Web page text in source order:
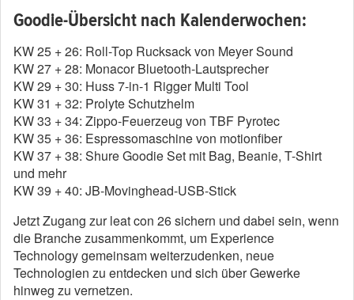
Goodie-Übersicht nach Kalenderwochen:
KW 25 + 26: Roll-Top Rucksack von Meyer Sound
KW 27 + 28: Monacor Bluetooth-Lautsprecher
KW 29 + 30: Huss 7-in-1 Rigger Multi Tool
KW 31 + 32: Prolyte Schutzhelm
KW 33 + 34: Zippo-Feuerzeug von TBF Pyrotec
KW 35 + 36: Espressomaschine von motionfiber
KW 37 + 38: Shure Goodie Set mit Bag, Beanie, T-Shirt
und mehr
KW 39 + 40: JB-Movinghead-USB-Stick
Jetzt Zugang zurleatcon 26 sichern und dabei sein, wenn
die Branche zusammenkommt, um Experience
Technology gemeinsam weiterzudenken, neue
Technologien zu entdecken und sich über Gewerke
hinweg zu vernetzen.